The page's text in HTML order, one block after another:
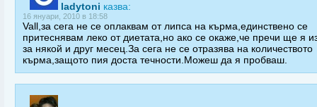
ladytoni казва:
16 януари, 2010 в 18:58
Vall,за сега не се оплаквам от липса на кърма,единствено се
притеснявам леко от диетата,но ако се окаже,че пречи ще я
за някой и друг месец.За сега не се отразява на количеството
кърма,защото пия доста течности.Можеш да я пробваш.